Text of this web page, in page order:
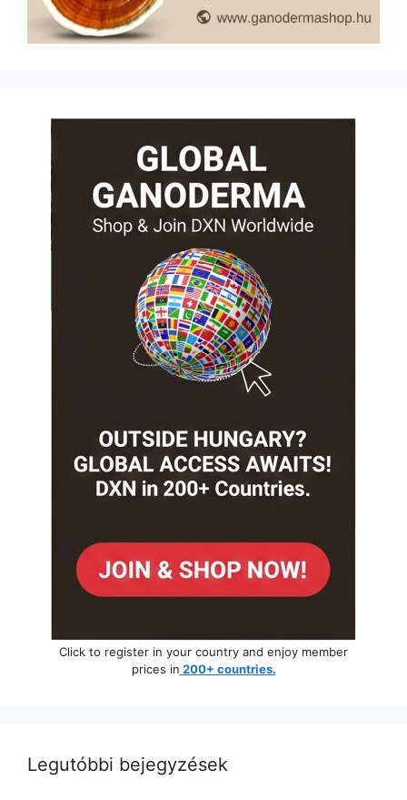
Click to register in your country and enjoy member
prices in 200+ countries.
Legutóbbi bejegyzések